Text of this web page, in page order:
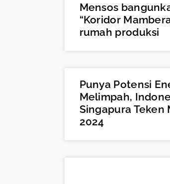
Mensos
“Koridor
rumah produksi
Punya Potensi
Melimpah,
Singapura Teken
2024